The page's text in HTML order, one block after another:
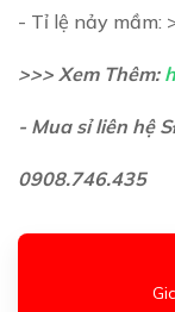
- Tỉ lệ nảy mầm:
>>> Xem Thêm:
- Mua sỉ liên hệ
0908.746.435